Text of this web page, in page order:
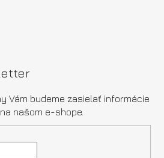
Vám budeme zasielať informácie
našom e-shope.